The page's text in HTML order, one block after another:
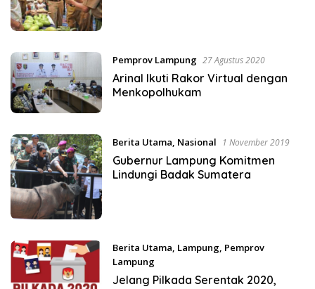
Pemprov Lampung 27 Agustus 2020
Arinal Ikuti Rakor Virtual dengan
Menkopolhukam
Berita Utama, Nasional 1 November 2019
Gubernur Lampung Komitmen
Lindungi Badak Sumatera
Berita Utama, Lampung, Pemprov
Lampung
30 Oktober 2019
Jelang Pilkada Serentak 2020,